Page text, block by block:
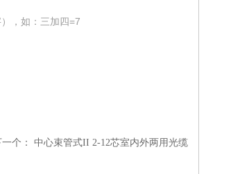
，如：三加四=7
个： 中心束管式II 2-12芯室内外两用光缆